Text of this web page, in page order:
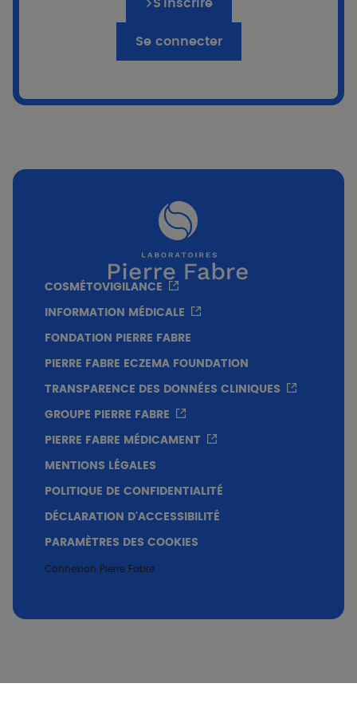
examine l'effet d'une formule combinant la
combinaison a été testée à trois niveaux : ex
101 ARNm et 13 miARN a été analysée. Il s'agit
de la première étude à démontrer un effet
sénomorphique cliniquement efficace d'un
produit administré par voie topique.
S’inscrire
Se connecter
COSMÉTOVIGILANCE
INFORMATION MÉDICALE
FONDATION PIERRE FABRE
PIERRE FABRE ECZEMA FOUNDATION
TRANSPARENCE DES DONNÉES CLINIQUES
GROUPE PIERRE FABRE
PIERRE FABRE MÉDICAMENT
MENTIONS LÉGALES
POLITIQUE DE CONFIDENTIALITÉ
DÉCLARATION D'ACCESSIBILITÉ
PARAMÈTRES DES COOKIES
Connexion Pierre Fabre